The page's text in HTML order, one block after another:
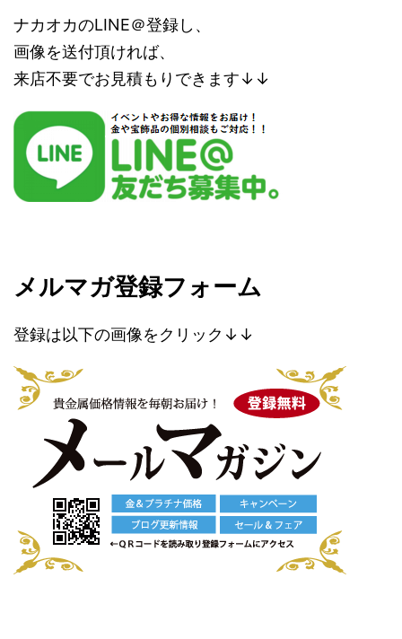
ナカオカのLINE＠登録し、
画像を送付頂ければ、
来店不要でお見積もりできます↓↓
メルマガ登録フォーム
登録は以下の画像をクリック↓↓